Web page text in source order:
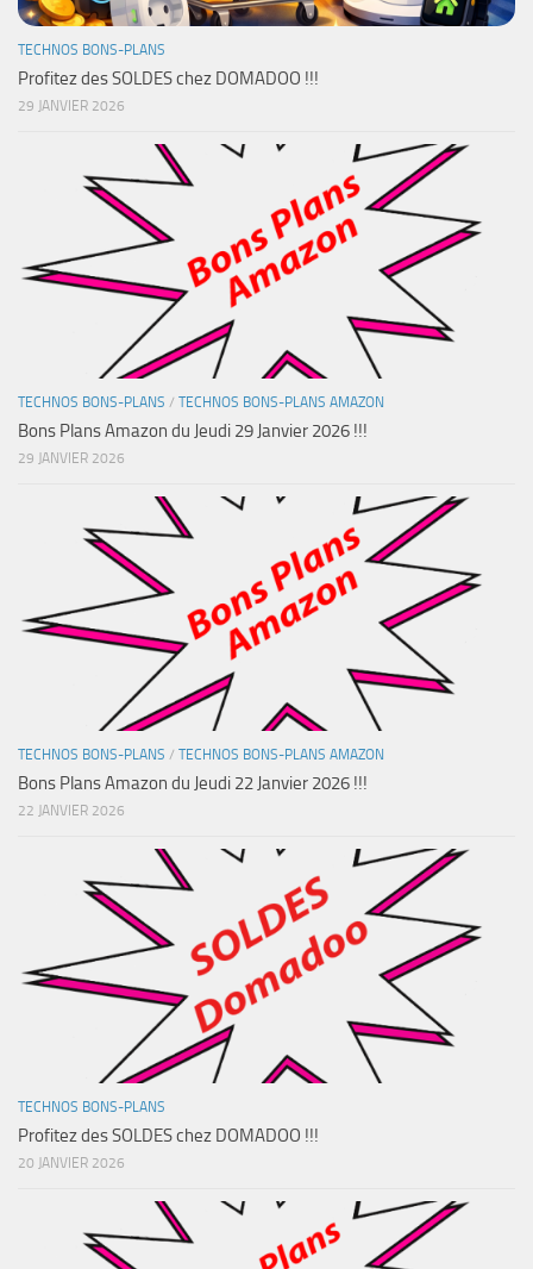
TECHNOS BONS-PLANS
Profitez des SOLDES chez DOMADOO !!!
29 JANVIER 2026
TECHNOS BONS-PLANS / TECHNOS BONS-PLANS AMAZON
Bons Plans Amazon du Jeudi 29 Janvier 2026 !!!
29 JANVIER 2026
TECHNOS BONS-PLANS / TECHNOS BONS-PLANS AMAZON
Bons Plans Amazon du Jeudi 22 Janvier 2026 !!!
22 JANVIER 2026
TECHNOS BONS-PLANS
Profitez des SOLDES chez DOMADOO !!!
20 JANVIER 2026